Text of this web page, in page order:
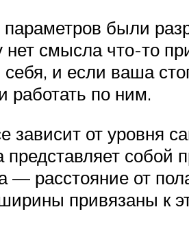
были
смысла что-то
и если ваша
работать по ним.
зависит от
собой
— расстояние от
привязаны к